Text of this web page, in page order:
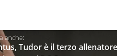
Tudor è il terzo